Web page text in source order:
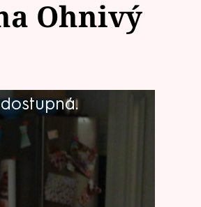
Ohnivý
chodí s Karolínou.
jí to neřekl dřív.
s atraktivní